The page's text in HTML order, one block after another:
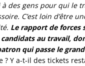
à des gens pour qui le
C’est loin d’être
Le rapport de forces
candidats au travail,
qui passe le
? Y a-t-il des tickets